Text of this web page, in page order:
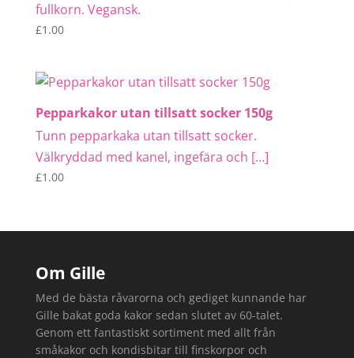
fullkorn. Vegansk.
£1.00
Pepparkakor utan tillsatt socker 150g
Tunn pepparkaka utan tillsatt socker.
Välkryddad med kanel, ingefära och […]
£1.00
Om Gille
Med de bästa råvarorna och gediget kunnande har
Gille bakat goda kakor sedan slutet av 60-talet.
Genom ett fantastiskt sortiment med allt från
småkakor och kondisbitar till finskorpor och